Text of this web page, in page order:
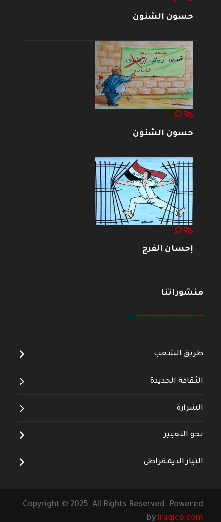
حسون الشنون
حسون الشنون
إحسان الفرج
منشوراتنا
--------------------
طريق الشعب
الثقافة الجديدة
الشرارة
نحو التغيير
التيار الديمقراطي
Copyright © 2025 All Rights Reserved. Powered
by iraqicp.com